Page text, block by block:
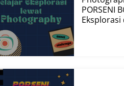
PORSENI
Eksplorasi